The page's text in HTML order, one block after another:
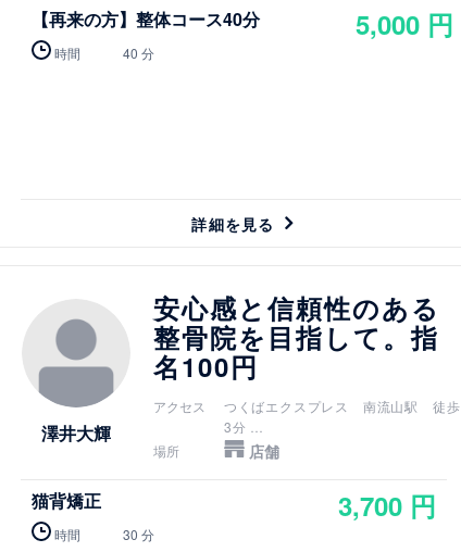
【再来の方】整体コース40分
時間 40 分
5,000 円
詳細を見る
澤井大輝
安心感と信頼性のある
整骨院を目指して。指
名100円
アクセス
つくばエクスプレス 南流山駅 徒歩
3分
武蔵野線 南流山駅 徒歩3分
場所 店舗
猫背矯正
時間 30 分
3,700 円